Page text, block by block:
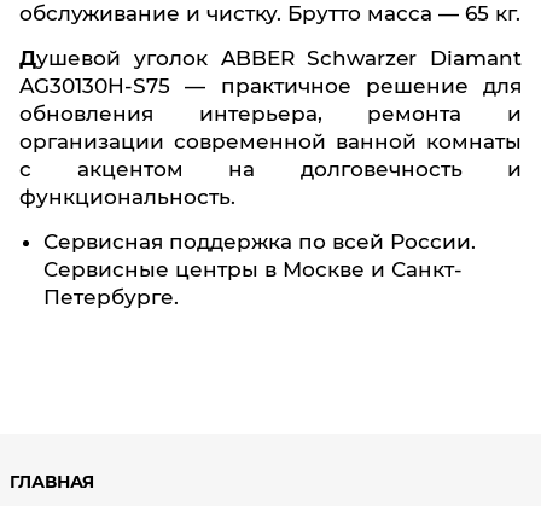
обслуживание и чистку. Брутто масса — 65 кг.
Душевой уголок ABBER Schwarzer Diamant
AG30130H-S75 — практичное решение для
обновления интерьера, ремонта и
организации современной ванной комнаты
с акцентом на долговечность и
функциональность.
Сервисная поддержка по всей России.
Сервисные центры в Москве и Санкт-
Петербурге.
ГЛАВНАЯ